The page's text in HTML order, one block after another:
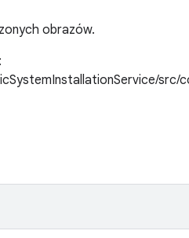
obrazów.
src/